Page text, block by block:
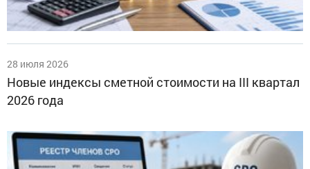
28 июля 2026
Новые индексы сметной стоимости на III квартал
2026 года